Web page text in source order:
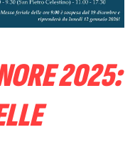
2025: